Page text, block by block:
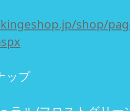
shop/
ップ